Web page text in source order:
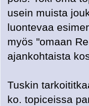
usein muista
luontevaa
myös "omaan
ajankohtaista
Tuskin
ko. topiceissa